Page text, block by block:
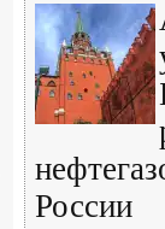
России